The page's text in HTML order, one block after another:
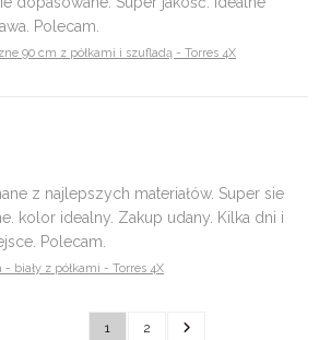
Polecam.
90 cm z półkami i szufladą - Torres 4X
z najlepszych materiałów. Super sie
kolor idealny. Zakup udany. Kilka dni i
Polecam.
biały z półkami - Torres 4X
1 2